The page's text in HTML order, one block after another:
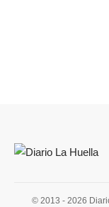
© 2013 - 2026